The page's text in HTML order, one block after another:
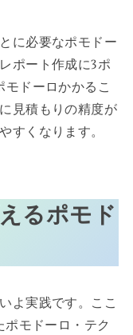
に必要なポモドー
ポート作成に3ポ
モドーロかかるこ
見積もりの精度が
すくなります。
るポモド
よ実践です。ここ
モドーロ・テク